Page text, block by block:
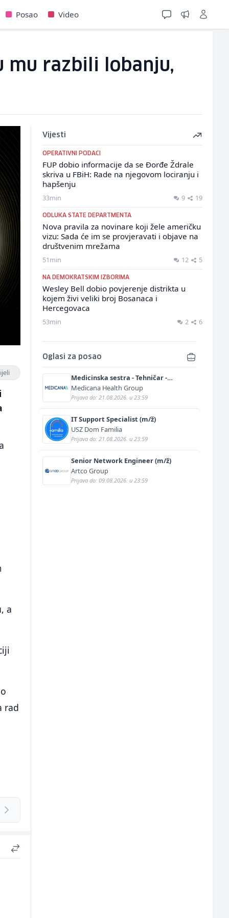
Posao Video
mu razbili lobanju,
a
rad
Vijesti
OPERATIVNI PODACI
FUP dobio informacije da se Đorđe Ždrale
skriva u FBiH: Rade na njegovom lociranju i
hapšenju
33min 9 19
ODLUKA STATE DEPARTMENTA
Nova pravila za novinare koji žele američku
vizu: Sada će im se provjeravati i objave na
društvenim mrežama
51min 12 5
NA DEMOKRATSKIM IZBORIMA
Wesley Bell dobio povjerenje distrikta u
kojem živi veliki broj Bosanaca i
Hercegovaca
53min 2 6
Oglasi za posao
Medicinska sestra - Tehničar -
Anestetičar (m/ž)
Medicana Health Group
Prijava do: 21.08.2026. u 23:59
IT Support Specialist (m/ž)
USZ Dom Familia
Prijava do: 21.08.2026. u 23:59
Senior Network Engineer (m/ž)
Artco Group
Prijava do: 09.08.2026. u 23:59